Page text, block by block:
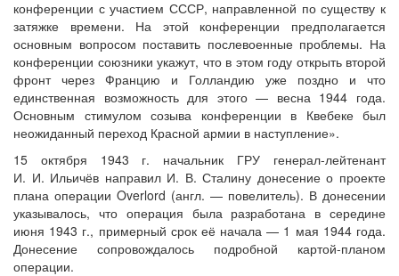
конференции с участием СССР, направленной по существу к
затяжке времени. На этой конференции предполагается
основным вопросом поставить послевоенные проблемы. На
конференции союзники укажут, что в этом году открыть второй
фронт через Францию и Голландию уже поздно и что
единственная возможность для этого — весна 1944 года.
Основным стимулом созыва конференции в Квебеке был
неожиданный переход Красной армии в наступление».
15 октября 1943 г. начальник ГРУ генерал-лейтенант
И. И. Ильичёв направил И. В. Сталину донесение о проекте
плана операции Overlord (англ. — повелитель). В донесении
указывалось, что операция была разработана в середине
июня 1943 г., примерный срок её начала — 1 мая 1944 года.
Донесение сопровождалось подробной картой-планом
операции.